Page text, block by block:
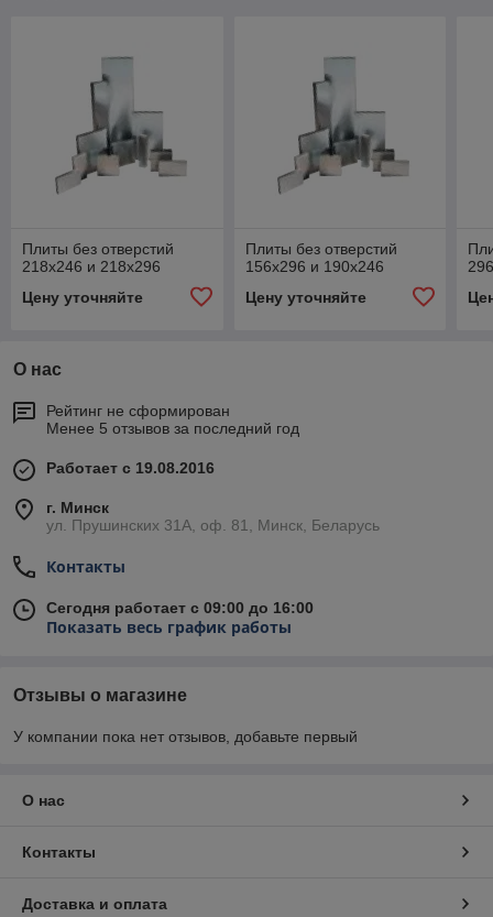
Плиты без отверстий
218x246 и 218x296
Цену уточняйте
Плиты без отверстий
156x296 и 190x246
Цену уточняйте
О нас
Рейтинг не сформирован
Менее 5 отзывов за последний год
Работает с 19.08.2016
г. Минск
ул. Прушинских 31А, оф. 81, Минск, Беларусь
Контакты
Сегодня работает с 09:00 до 16:00
Показать весь график работы
Отзывы о магазине
У компании пока нет отзывов, добавьте первый
О нас
Контакты
Доставка и оплата